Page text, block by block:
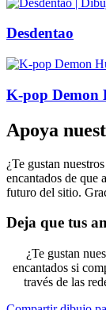
Desdentao
K-pop Demon
Apoya
¿Te gustan
encantados de que
futuro del sitio.
Deja que tus
¿Te gustan
encantados si
través de las